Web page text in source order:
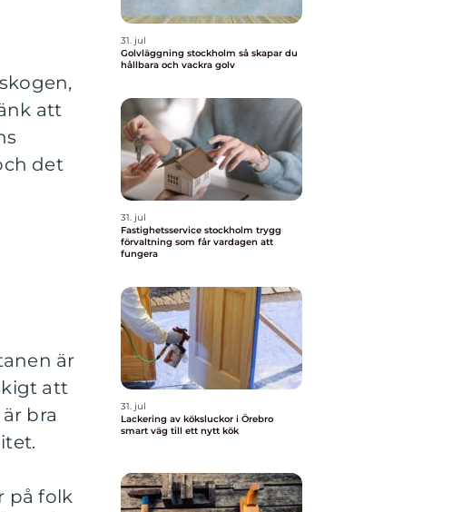
att
det
är
att
bra
på folk
31. jul
Golvläggning stockholm så skapar du
hållbara och vackra golv
31. jul
Fastighetsservice stockholm trygg
förvaltning som får vardagen att
fungera
31. jul
Lackering av köksluckor i Örebro
smart väg till ett nytt kök